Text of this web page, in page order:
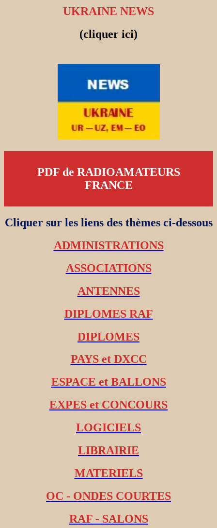
UKRAINE NEWS
(cliquer ici)
PDF de RADIOAMATEURS
FRANCE
Cliquer sur les liens des thèmes ci-dessous
ADMINISTRATIONS
ASSOCIATIONS
ANTENNES
DIPLOMES RAF
DIPLOMES
PAYS et DXCC
ESPACE et BALLONS
EXPES et CONCOURS
LOGICIELS
LIBRAIRIE
MATERIELS
OC - ONDES COURTES
RAF - SALONS